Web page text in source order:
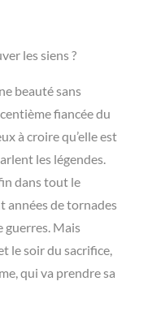
les siens ?
beauté sans
fiancée du
à croire qu’elle est
les légendes.
dans tout le
années de tornades
guerres. Mais
le soir du sacrifice,
qui va prendre sa